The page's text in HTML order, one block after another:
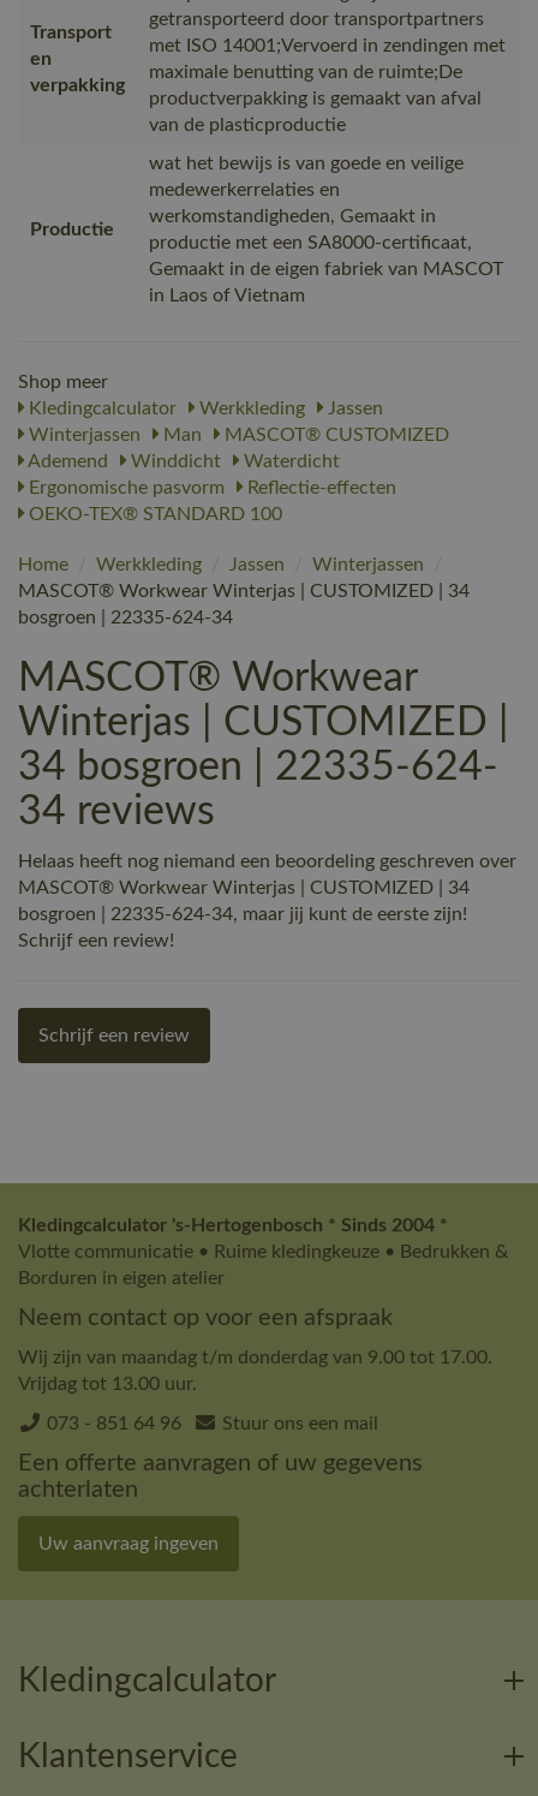
Transport
en
verpakking
getransporteerd door transportpartners
met ISO 14001;Vervoerd in zendingen met
maximale benutting van de ruimte;De
productverpakking is gemaakt van afval
van de plasticproductie
Productie
wat het bewijs is van goede en veilige
medewerkerrelaties en
werkomstandigheden, Gemaakt in
productie met een SA8000-certificaat,
Gemaakt in de eigen fabriek van MASCOT
in Laos of Vietnam
Shop meer
Kledingcalculator
Werkkleding
Jassen
Winterjassen
Man
MASCOT® CUSTOMIZED
Ademend
Winddicht
Waterdicht
Ergonomische pasvorm
Reflectie-effecten
OEKO-TEX® STANDARD 100
Home / Werkkleding / Jassen / Winterjassen
/
MASCOT® Workwear Winterjas | CUSTOMIZED | 34
bosgroen | 22335-624-34
MASCOT® Workwear
Winterjas | CUSTOMIZED |
34 bosgroen | 22335-624-
34 reviews
Helaas heeft nog niemand een beoordeling geschreven over
MASCOT® Workwear Winterjas | CUSTOMIZED | 34
bosgroen | 22335-624-34, maar jij kunt de eerste zijn!
Schrijf een review!
Schrijf een review
Kledingcalculator 's-Hertogenbosch * Sinds 2004 *
Vlotte communicatie • Ruime kledingkeuze • Bedrukken &
Borduren in eigen atelier
Neem contact op voor een afspraak
Wij zijn van maandag t/m donderdag van 9.00 tot 17.00.
Vrijdag tot 13.00 uur.
073 - 851 64 96 Stuur ons een mail
Een offerte aanvragen of uw gegevens
achterlaten
Uw aanvraag ingeven
Kledingcalculator
Klantenservice